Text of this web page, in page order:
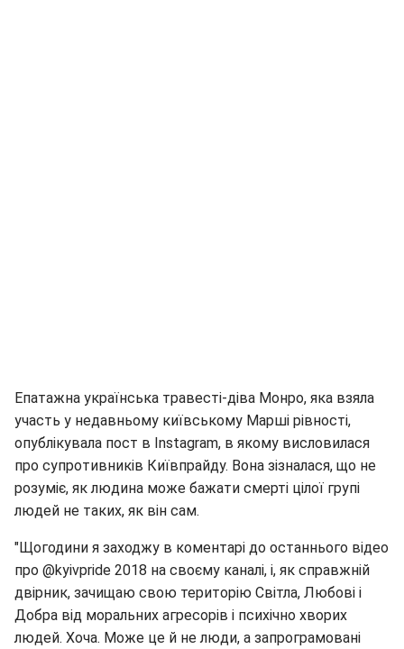
Епатажна українська травесті-діва Монро, яка взяла
участь у недавньому київському Марші рівності,
опублікувала пост в Instagram, в якому висловилася
про супротивників Київпрайду. Вона зізналася, що не
розуміє, як людина може бажати смерті цілої групі
людей не таких, як він сам.
"Щогодини я заходжу в коментарі до останнього відео
про @kyivpride 2018 на своєму каналі, і, як справжній
двірник, зачищаю свою територію Світла, Любові і
Добра від моральних агресорів і психічно хворих
людей. Хоча. Може це й не люди, а запрограмовані